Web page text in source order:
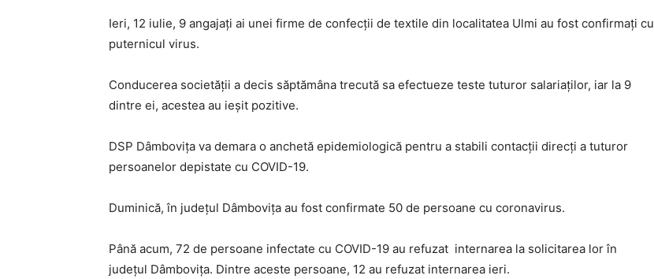
Ieri, 12 iulie, 9 angajați ai unei firme de confecții de textile din localitatea Ulmi au fost confirmați cu
puternicul virus.
Conducerea societății a decis săptămâna trecută sa efectueze teste tuturor salariaților, iar la 9
dintre ei, acestea au ieșit pozitive.
DSP Dâmbovița va demara o anchetă epidemiologică pentru a stabili contacții direcți a tuturor
persoanelor depistate cu COVID-19.
Duminică, în județul Dâmbovița au fost confirmate 50 de persoane cu coronavirus.
Până acum, 72 de persoane infectate cu COVID-19 au refuzat internarea la solicitarea lor în
județul Dâmbovița. Dintre aceste persoane, 12 au refuzat internarea ieri.